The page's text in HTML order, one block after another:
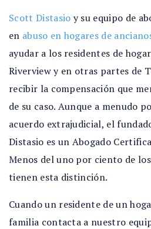
Scott Distasio y su equipo de
en abuso en hogares de
ayudar a los residentes de
Riverview y en otras partes de
recibir la compensación que
de su caso. Aunque a menudo
acuerdo extrajudicial, el
Distasio es un Abogado
Menos del uno por ciento de
tienen esta distinción.
Cuando un residente de un
familia contacta a nuestro